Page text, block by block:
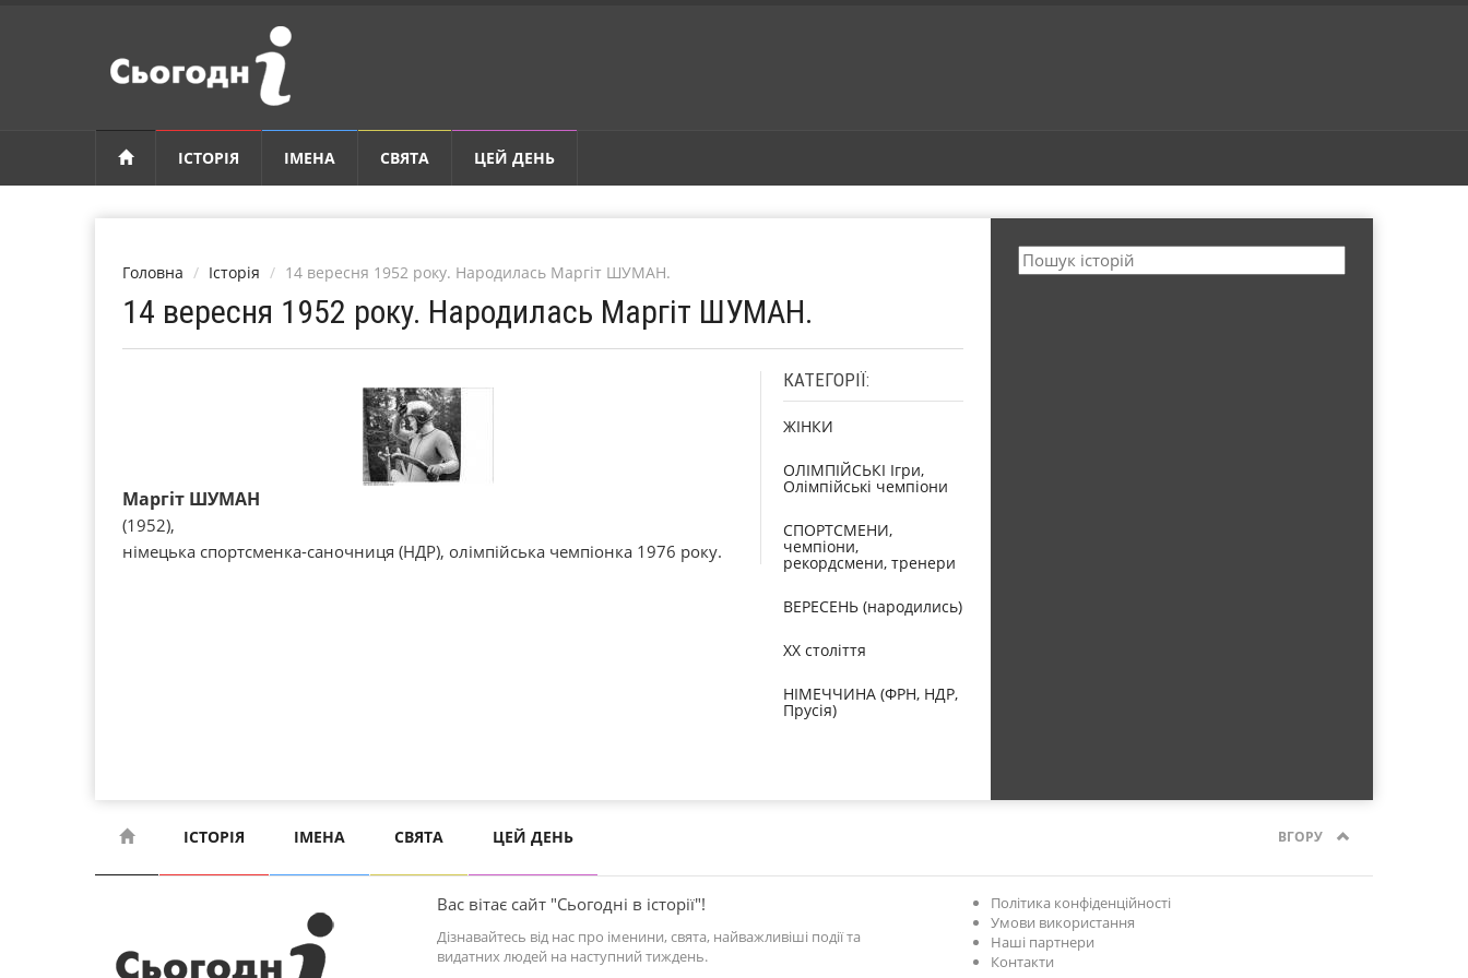
ІСТОРІЯ ІМЕНА СВЯТА ЦЕЙ ДЕНЬ
Головна Історія 14 вересня 1952 року. Народилась Маргіт ШУМАН.
14 вересня 1952 року. Народилась Маргіт ШУМАН.
Маргіт ШУМАН
(1952),
німецька спортсменка-саночниця (НДР), олімпійська чемпіонка 1976 року.
КАТЕГОРІЇ:
ЖІНКИ
ОЛІМПІЙСЬКІ Ігри,
Олімпійські чемпіони
СПОРТСМЕНИ,
чемпіони,
рекордсмени, тренери
ВЕРЕСЕНЬ (народились)
XX століття
НІМЕЧЧИНА (ФРН, НДР,
Прусія)
ІСТОРІЯ ІМЕНА СВЯТА ЦЕЙ ДЕНЬ ВГОРУ
Вас вітає сайт "Сьогодні в історії"!
Дізнавайтесь від нас про іменини, свята, найважливіші події та
видатних людей на наступний тиждень.
Політика конфіденційності
Умови використання
Наші партнери
Контакти